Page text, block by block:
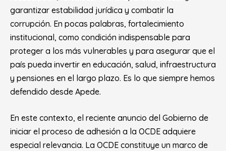
garantizar estabilidad jurídica y combatir la
corrupción. En pocas palabras, fortalecimiento
institucional, como condición indispensable para
proteger a los más vulnerables y para asegurar que el
país pueda invertir en educación, salud, infraestructura
y pensiones en el largo plazo. Es lo que siempre hemos
defendido desde Apede.
En este contexto, el reciente anuncio del Gobierno de
iniciar el proceso de adhesión a la OCDE adquiere
especial relevancia. La OCDE constituye un marco de